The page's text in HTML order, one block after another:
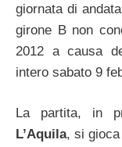
giornata di
girone B non
2012 a causa
intero sabato 9
La partita, in
L’Aquila, si